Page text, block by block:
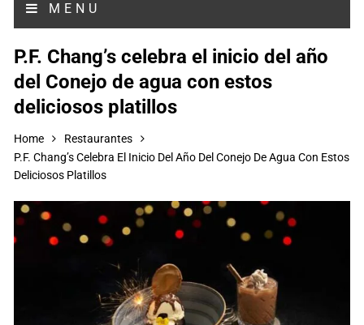
MENU
P.F. Chang’s celebra el inicio del año
del Conejo de agua con estos
deliciosos platillos
Home
Restaurantes
P.F. Chang’s Celebra El Inicio Del Año Del Conejo De Agua Con Estos
Deliciosos Platillos